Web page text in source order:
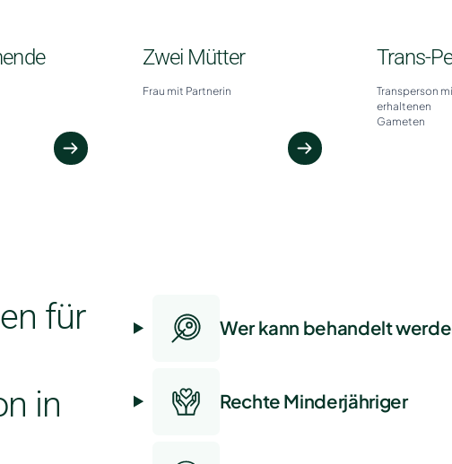
Zwei Mütter
Frau mit Partnerin
Trans-
Transperson
erhaltenen
Gameten
für
in
Wer kann behandelt
Rechte Minderjähriger